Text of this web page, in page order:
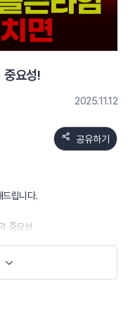
중요성!
2025.11.12
공유하기
립니다.
중요성